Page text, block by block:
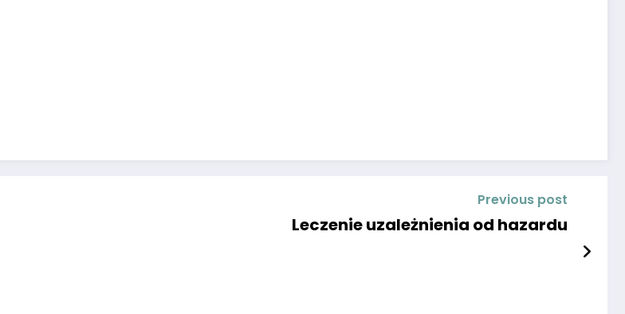
Previous post
Leczenie uzależnienia od hazardu